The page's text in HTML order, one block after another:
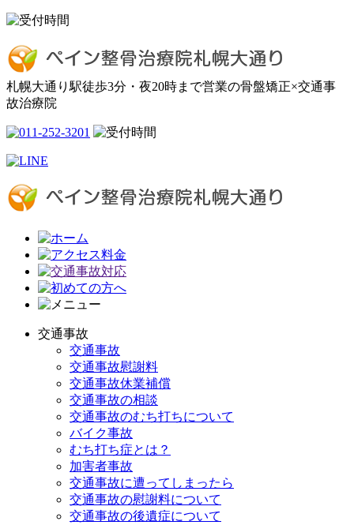
札幌大通り駅徒歩3分・夜20時まで営業の骨盤矯正×交通事
故治療院
交通事故
交通事故
交通事故慰謝料
交通事故休業補償
交通事故の相談
交通事故のむち打ちについて
バイク事故
むち打ち症とは？
加害者事故
交通事故に遭ってしまったら
交通事故の慰謝料について
交通事故の後遺症について